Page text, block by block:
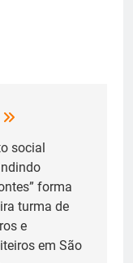
social
forma
turma de
e
em São